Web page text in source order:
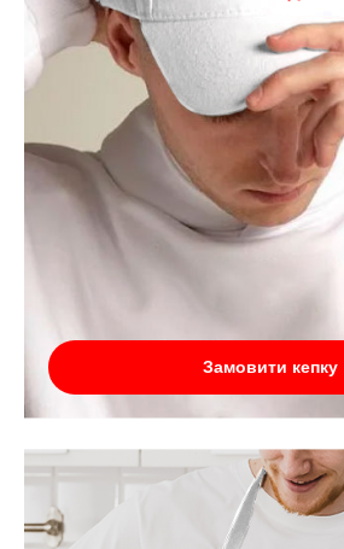
Замовити кепку